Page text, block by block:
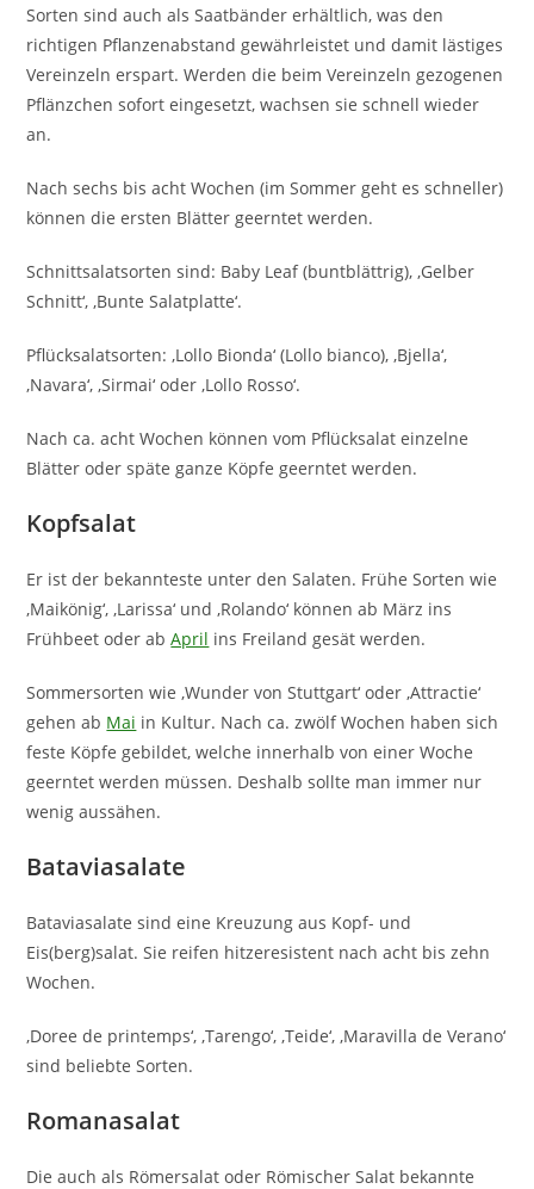
Sorten sind auch als Saatbänder erhältlich, was den
richtigen Pflanzenabstand gewährleistet und damit lästiges
Vereinzeln erspart. Werden die beim Vereinzeln gezogenen
Pflänzchen sofort eingesetzt, wachsen sie schnell wieder
an.
Nach sechs bis acht Wochen (im Sommer geht es schneller)
können die ersten Blätter geerntet werden.
Schnittsalatsorten sind: Baby Leaf (buntblättrig), ‚Gelber
Schnitt‘, ‚Bunte Salatplatte‘.
Pflücksalatsorten: ‚Lollo Bionda‘ (Lollo bianco), ‚Bjella‘,
‚Navara‘, ‚Sirmai‘ oder ‚Lollo Rosso‘.
Nach ca. acht Wochen können vom Pflücksalat einzelne
Blätter oder späte ganze Köpfe geerntet werden.
Kopfsalat
Er ist der bekannteste unter den Salaten. Frühe Sorten wie
‚Maikönig‘, ‚Larissa‘ und ‚Rolando‘ können ab März ins
Frühbeet oder abApril ins Freiland gesät werden.
Sommersorten wie ‚Wunder von Stuttgart‘ oder ‚Attractie‘
gehen ab Mai in Kultur. Nach ca. zwölf Wochen haben sich
feste Köpfe gebildet, welche innerhalb von einer Woche
geerntet werden müssen. Deshalb sollte man immer nur
wenig aussähen.
Bataviasalate
Bataviasalate sind eine Kreuzung aus Kopf- und
Eis(berg)salat. Sie reifen hitzeresistent nach acht bis zehn
Wochen.
‚Doree de printemps‘, ‚Tarengo‘, ‚Teide‘, ‚Maravilla de Verano‘
sind beliebte Sorten.
Romanasalat
Die auch als Römersalat oder Römischer Salat bekannte